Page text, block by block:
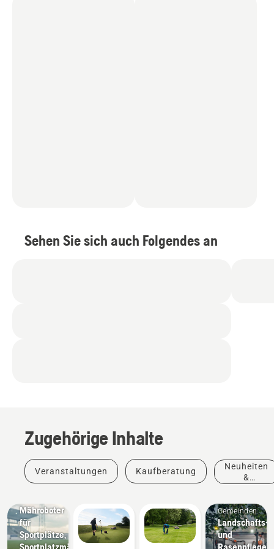
Sehen Sie sich auch Folgendes an
Zugehörige Inhalte
Veranstaltungen Kaufberatung
Neuheiten
&
Mähroboter
für
Sportplätze,
Sportplatzmäher
Gemeinden
Landschafts-
und